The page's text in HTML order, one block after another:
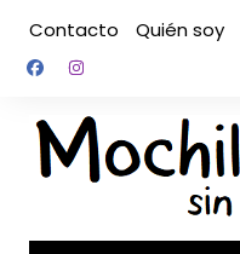
contenido
Contacto Quién soy